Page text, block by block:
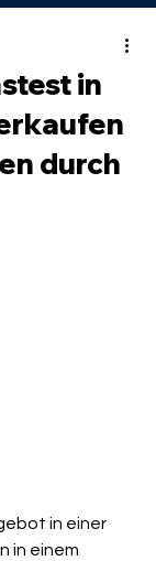
in
durch
in einer
in einem